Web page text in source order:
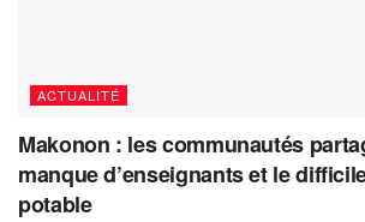
ACTUALITÉ
Makonon : les communautés
manque d’enseignants et le
potable